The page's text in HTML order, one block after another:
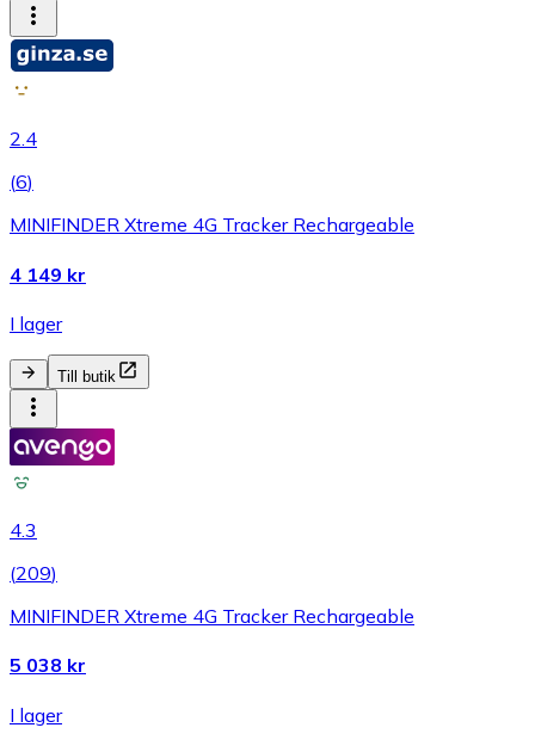
2.4
(6)
MINIFINDER Xtreme 4G Tracker Rechargeable
4 149 kr
I lager
Till butik
4.3
(209)
MINIFINDER Xtreme 4G Tracker Rechargeable
5 038 kr
I lager